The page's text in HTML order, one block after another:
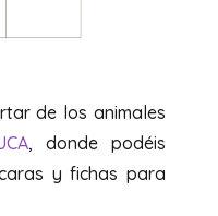
de los animales
, donde podéis
y fichas para